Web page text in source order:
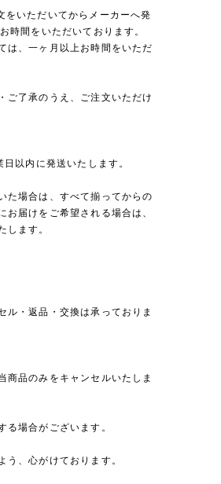
いただいてからメーカーへ発
時間をいただいております。
は、一ヶ月以上お時間をいただ
ご了承のうえ、ご注文いただけ
以内に発送いたします。
た場合は、すべて揃ってからの
届けをご希望される場合は、
します。
ル・返品・交換は承っておりま
商品のみをキャンセルいたしま
る場合がございます。
う、心がけております。